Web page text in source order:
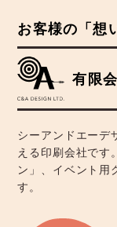
お客様の「想
有限
シーアンドエーデ
える印刷会社です
ン」、イベント用
す。